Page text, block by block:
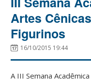
Artes
Figurinos
16/10/2015 19:44
A III Semana